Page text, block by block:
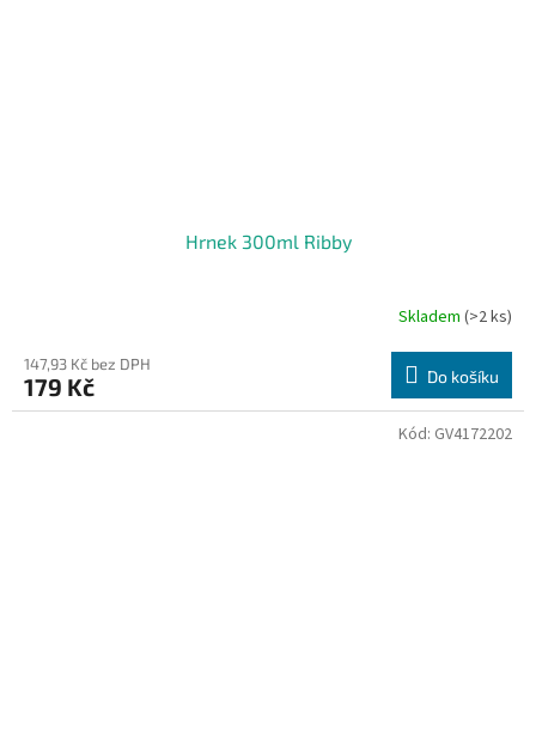
Hrnek 300ml Ribby
Skladem (>2 ks)
147,93 Kč bez DPH
179 Kč Do košíku
Kód: GV4172202